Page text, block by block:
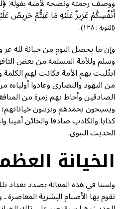
ووصف رحمته ونصحه لأمته بقوله:
أَنْفُسِكُمْ عَزِيزٌ عَلَيْهِ مَا عَنِتُّمْ حَرِيصٌ
(التوبة : ١٢٨).
وإن ما يحصل اليوم من خيانة لله
وسلم وللأمة المسلمة من بعض
ابتُليت بهم الأمة فكانت لهم الكلمة
من اليهود والنصارى وعادوا
الصادقين وأحاط بهم زمرة من
ويسبحون بحمدهم ويزينون
كذابا والكاذب صادقا والخائن أمينا
الحديث النبوي.
الخيانة
ولسنا في هذه المقالة بصدد تعداد
تقوم بها الأصنام البشرية